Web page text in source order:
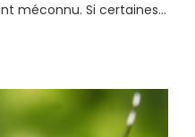
méconnu. Si certaines…